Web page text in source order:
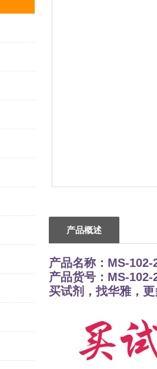
产品概述
产品名称： MS-
产品货号：MS-102-
买试剂，找华雅，